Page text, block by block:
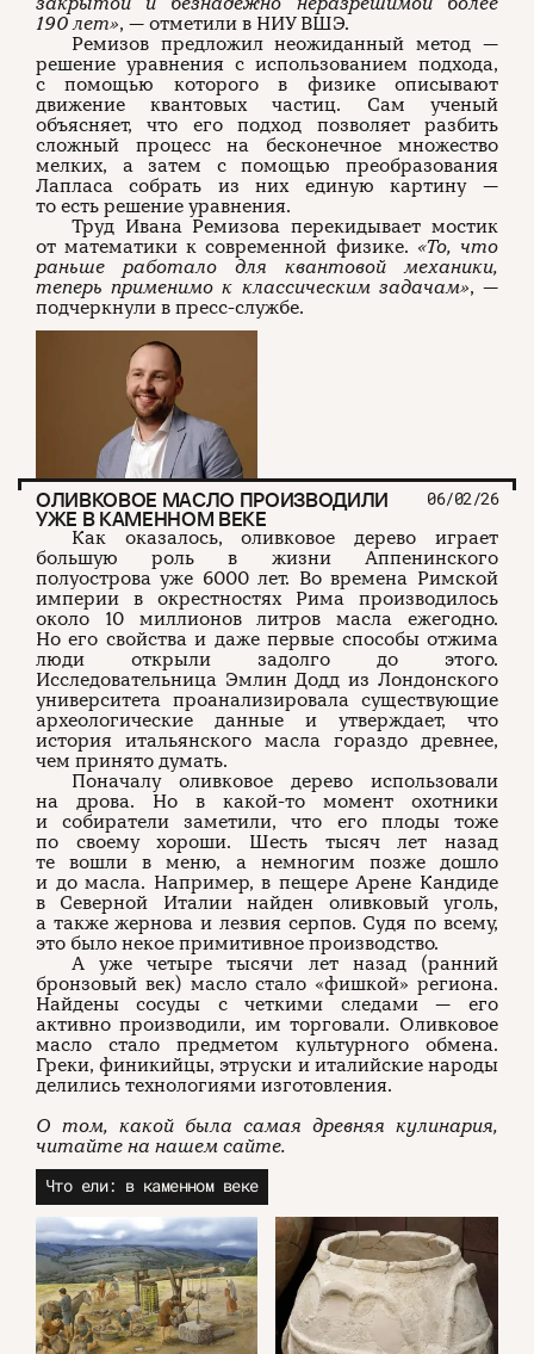
190 лет», — отметили в НИУ ВШЭ.
Ремизов предложил неожиданный метод —
решение уравнения с использованием подхода,
с помощью которого в физике описывают
движение квантовых частиц. Сам ученый
объясняет, что его подход позволяет разбить
сложный процесс на бесконечное множество
мелких, а затем с помощью преобразования
Лапласа собрать из них единую картину —
то есть решение уравнения.
Труд Ивана Ремизова перекидывает мостик
от математики к современной физике. «То, что
раньше работало для квантовой механики,
теперь применимо к классическим задачам», —
подчеркнули в пресс-службе.
ОЛИВКОВОЕ МАСЛО ПРОИЗВОДИЛИ
УЖЕ В КАМЕННОМ ВЕКЕ
06/02/26
Как оказалось, оливковое дерево играет
большую роль в жизни Аппенинского
полуострова уже 6000 лет. Во времена Римской
империи в окрестностях Рима производилось
около 10 миллионов литров масла ежегодно.
Но его свойства и даже первые способы отжима
люди открыли задолго до этого.
Исследовательница Эмлин Додд из Лондонского
университета проанализировала существующие
археологические данные и утверждает, что
история итальянского масла гораздо древнее,
чем принято думать.
Поначалу оливковое дерево использовали
на дрова. Но в какой-то момент охотники
и собиратели заметили, что его плоды тоже
по своему хороши. Шесть тысяч лет назад
те вошли в меню, а немногим позже дошло
и до масла. Например, в пещере Арене Кандиде
в Северной Италии найден оливковый уголь,
а также жернова и лезвия серпов. Судя по всему,
это было некое примитивное производство.
А уже четыре тысячи лет назад (ранний
бронзовый век) масло стало «фишкой» региона.
Найдены сосуды с четкими следами — его
активно производили, им торговали. Оливковое
масло стало предметом культурного обмена.
Греки, финикийцы, этруски и италийские народы
делились технологиями изготовления.
О том, какой была самая древняя кулинария,
читайте на нашем сайте.
Что ели: в каменном веке